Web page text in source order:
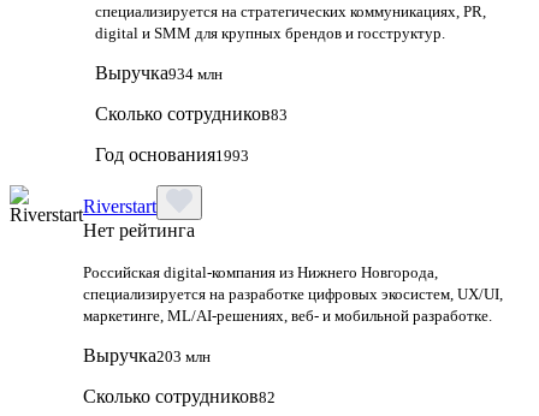
специализируется на стратегических коммуникациях, PR,
digital и SMM для крупных брендов и госструктур.
Выручка934 млн
Сколько сотрудников83
Год основания1993
Riverstart
Нет рейтинга
Российская digital‑компания из Нижнего Новгорода,
специализируется на разработке цифровых экосистем, UX/UI,
маркетинге, ML/AI‑решениях, веб‑ и мобильной разработке.
Выручка203 млн
Сколько сотрудников82